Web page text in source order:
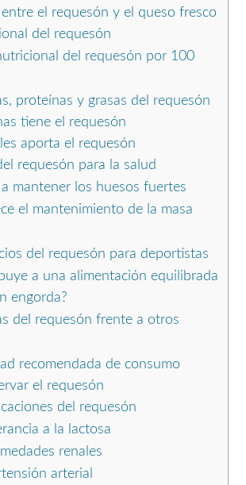
el requesón y el queso fresco
del requesón
del requesón por 100
proteínas y grasas del requesón
tiene el requesón
aporta el requesón
requesón para la salud
mantener los huesos fuertes
el mantenimiento de la masa
del requesón para deportistas
a una alimentación equilibrada
engorda?
del requesón frente a otros
recomendada de consumo
el requesón
del requesón
a la lactosa
renales
arterial